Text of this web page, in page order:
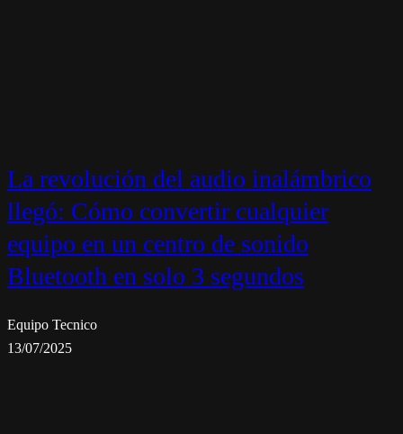
La revolución del audio inalámbrico
llegó: Cómo convertir cualquier
equipo en un centro de sonido
Bluetooth en solo 3 segundos
Equipo Tecnico
13/07/2025